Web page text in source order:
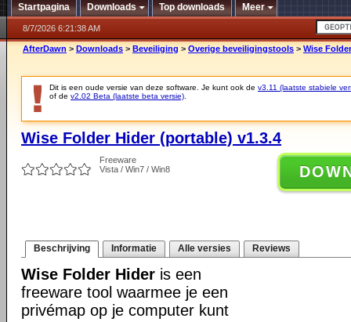
Startpagina Downloads Top downloads Meer
8/7/2026 6:21:38 AM
AfterDawn > Downloads > Beveiliging > Overige beveiligingstools > Wise
Dit is een oude versie van deze software. Je kunt ook de v3.11 (laatste stabiele
of de v2.02 Beta (laatste beta versie)
Wise Folder Hider (portable) v1.3.4
Freeware
Vista / Win7 / Win8
Beschrijving Informatie Alle versies Reviews
Wise Folder Hider is een
freeware tool waarmee je een
privémap op je computer kunt